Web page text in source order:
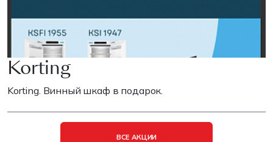
Korting
Korting. Винный шкаф в подарок.
ВСЕ АКЦИИ